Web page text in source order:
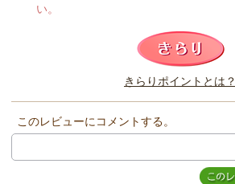
このレビューは参考になりましたか？
い。
きらりポイントとは？
このレビューにコメントする。